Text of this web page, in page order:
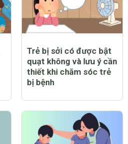
Trẻ bị sởi có được bật
quạt không và lưu ý cần
thiết khi chăm sóc trẻ
bị bệnh